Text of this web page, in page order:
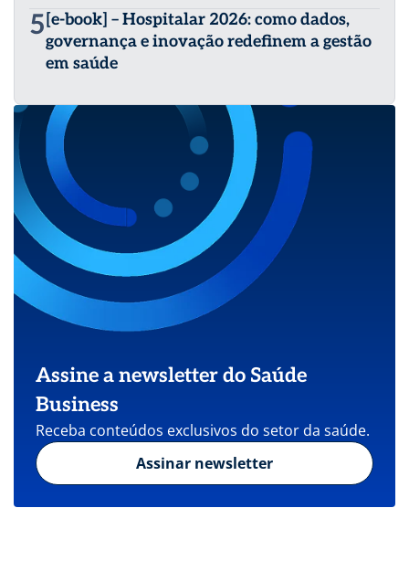
5 [e-book] – Hospitalar 2026: como dados,
governança e inovação redefinem a gestão
em saúde
Assine a newsletter do Saúde
Business
Receba conteúdos exclusivos do setor da saúde.
Assinar newsletter